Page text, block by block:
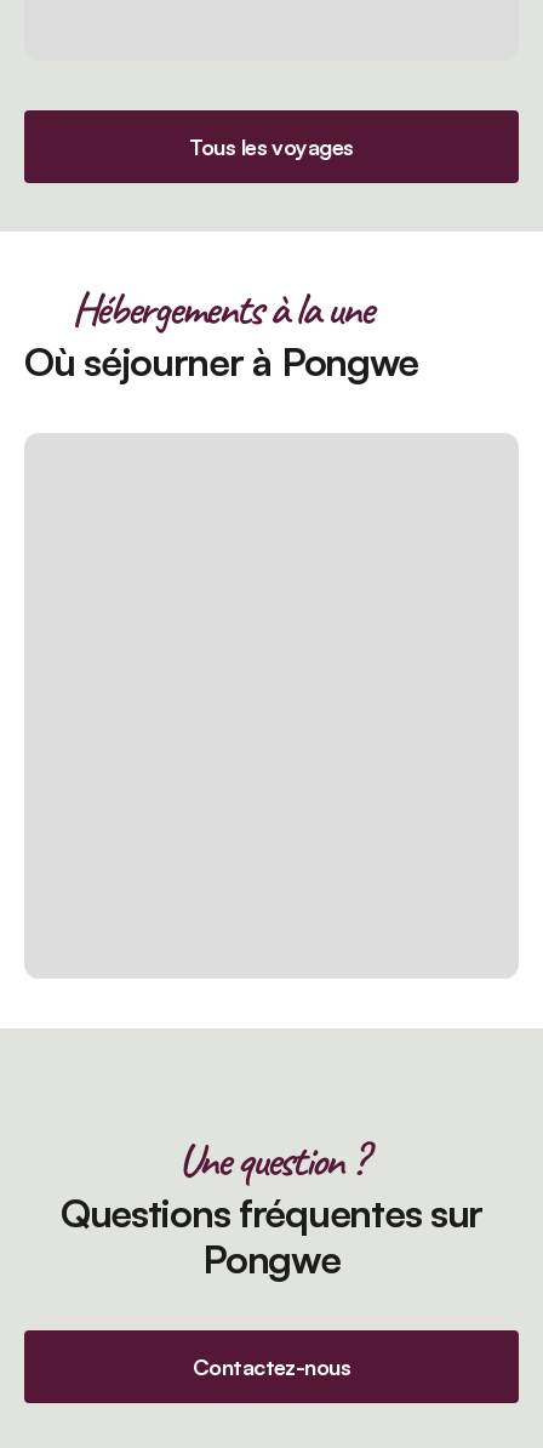
Tous les voyages
Hébergements à la une
Où séjourner à Pongwe
Une question ?
Questions fréquentes sur
Pongwe
Contactez-nous